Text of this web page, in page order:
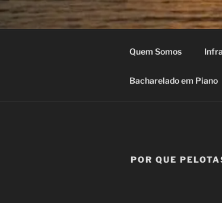
Quem Somos
Bacharelado em Piano
POR QUE